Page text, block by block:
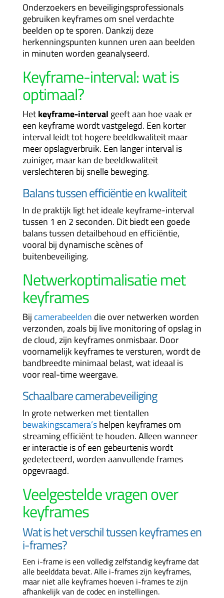
Onderzoekers en beveiligingsprofessionals
gebruiken keyframes om snel verdachte
beelden op te sporen. Dankzij deze
herkenningspunten kunnen uren aan beelden
in minuten worden geanalyseerd.
Keyframe-interval: wat is
optimaal?
Hetkeyframe-interval geeft aan hoe vaak er
een keyframe wordt vastgelegd. Een korter
interval leidt tot hogere beeldkwaliteit maar
meer opslagverbruik. Een langer interval is
zuiniger, maar kan de beeldkwaliteit
verslechteren bij snelle beweging.
Balans tussen efficiëntie en kwaliteit
In de praktijk ligt het ideale keyframe-interval
tussen 1 en 2 seconden. Dit biedt een goede
balans tussen detailbehoud en efficiëntie,
vooral bij dynamische scènes of
buitenbeveiliging.
Netwerkoptimalisatie met
keyframes
Bij camerabeelden die over netwerken worden
verzonden, zoals bij live monitoring of opslag in
de cloud, zijn keyframes onmisbaar. Door
voornamelijk keyframes te versturen, wordt de
bandbreedte minimaal belast, wat ideaal is
voor real-time weergave.
Schaalbare camerabeveiliging
In grote netwerken met tientallen
bewakingscamera’shelpen keyframes om
streaming efficiënt te houden. Alleen wanneer
er interactie is of een gebeurtenis wordt
gedetecteerd, worden aanvullende frames
opgevraagd.
Veelgestelde vragen over
keyframes
Wat is het verschil tussen keyframes en
i-frames?
Een i-frame is een volledig zelfstandig keyframe dat
alle beelddata bevat. Alle i-frames zijn keyframes,
maar niet alle keyframes hoeven i-frames te zijn
afhankelijk van de codec en instellingen.